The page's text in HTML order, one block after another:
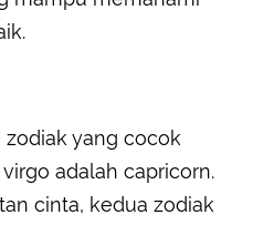
yang cocok
adalah capricorn.
cinta, kedua zodiak